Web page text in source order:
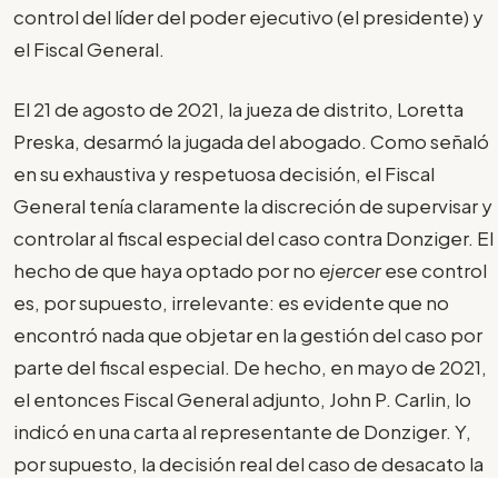
control del líder del poder ejecutivo (el presidente) y
el Fiscal General.
El 21 de agosto de 2021, la jueza de distrito, Loretta
Preska, desarmó la jugada del abogado. Como señaló
en su exhaustiva y respetuosa decisión, el Fiscal
General tenía claramente la discreción de supervisar y
controlar al fiscal especial del caso contra Donziger. El
hecho de que haya optado por no ejercerese control
es, por supuesto, irrelevante: es evidente que no
encontró nada que objetar en la gestión del caso por
parte del fiscal especial. De hecho, en mayo de 2021,
el entonces Fiscal General adjunto, John P. Carlin, lo
indicó en una carta al representante de Donziger. Y,
por supuesto, la decisión real del caso de desacato la